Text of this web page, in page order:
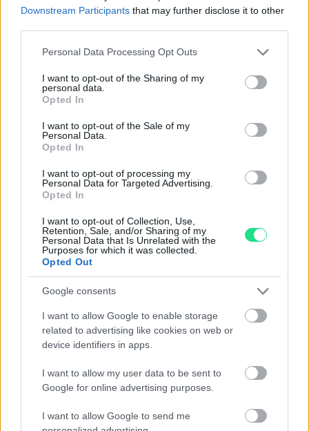
Downstream Participants that may further disclose it to other
Please note that this website/app uses one or more Google
not limited to your visit or usage behaviour. You may click to
grant or deny consent to Google and its third-party tags to
use your data for below specified purposes in below Google
consent section.
Personal Data Processing Opt Outs
I want to opt-out of the Sharing of my
personal data.
Opted In
I want to opt-out of the Sale of my
Personal Data.
Opted In
I want to opt-out of processing my
Personal Data for Targeted Advertising.
Opted In
I want to opt-out of Collection, Use,
Retention, Sale, and/or Sharing of my
Personal Data that Is Unrelated with the
Purposes for which it was collected.
Opted Out
Google consents
I want to allow Google to enable storage
related to advertising like cookies on web or
device identifiers in apps.
I want to allow my user data to be sent to
Google for online advertising purposes.
I want to allow Google to send me
Garanzia di due annisui prodotti usati, verificati dal
nostro laboratorio di assistenza.
per ordini superiori a 150 euro.
Per maggiori dettagli consultate la nostra
Guida
all'acquisto.
Contattaci per richiedere maggiori
informazioni o prenotare una
videochiamata:
Numero di telefono